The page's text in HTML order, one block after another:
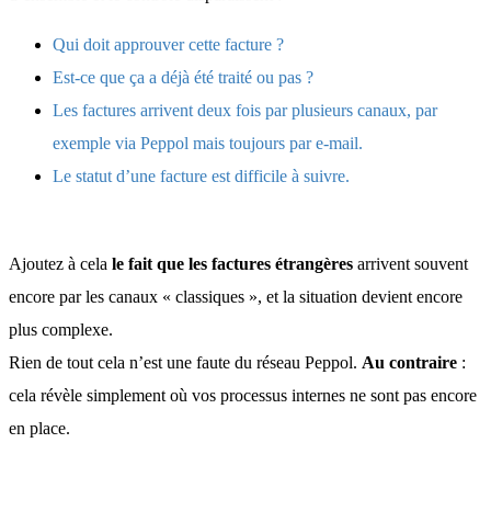
Qui doit approuver cette facture ?
Est-ce que ça a déjà été traité ou pas ?
Les factures arrivent deux fois par plusieurs canaux, par
exemple via Peppol mais toujours par e-mail.
Le statut d’une facture est difficile à suivre.
Ajoutez à cela le fait que les factures étrangères arrivent souvent
encore par les canaux « classiques », et la situation devient encore
plus complexe.
Rien de tout cela n’est une faute du réseau Peppol. Au contraire :
cela révèle simplement où vos processus internes ne sont pas encore
en place.